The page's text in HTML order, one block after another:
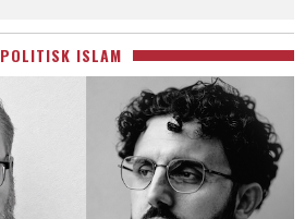
POLITISK ISLAM